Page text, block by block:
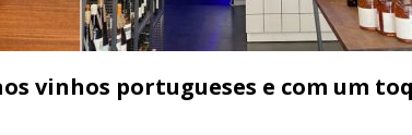
vinhos portugueses e com um